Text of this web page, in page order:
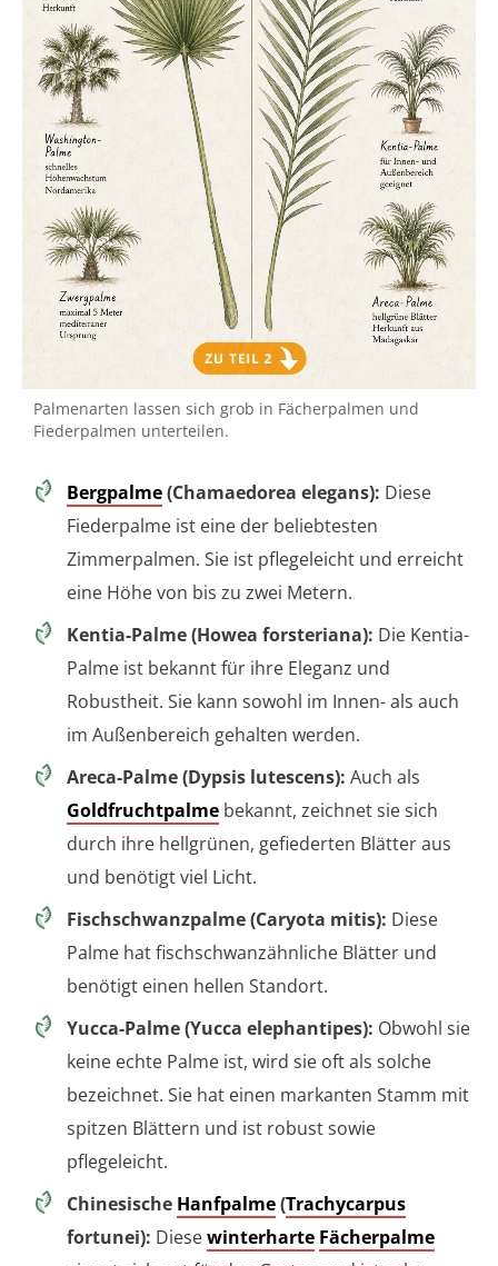
Palmenarten lassen sich grob in Fächerpalmen und
Fiederpalmen unterteilen.
Bergpalme(Chamaedorea elegans): Diese
Fiederpalme ist eine der beliebtesten
Zimmerpalmen. Sie ist pflegeleicht und erreicht
eine Höhe von bis zu zwei Metern.
Kentia-Palme (Howea forsteriana): Die Kentia-
Palme ist bekannt für ihre Eleganz und
Robustheit. Sie kann sowohl im Innen- als auch
im Außenbereich gehalten werden.
Areca-Palme (Dypsis lutescens): Auch als
Goldfruchtpalme bekannt, zeichnet sie sich
durch ihre hellgrünen, gefiederten Blätter aus
und benötigt viel Licht.
Fischschwanzpalme (Caryota mitis): Diese
Palme hat fischschwanzähnliche Blätter und
benötigt einen hellen Standort.
Yucca-Palme (Yucca elephantipes): Obwohl sie
keine echte Palme ist, wird sie oft als solche
bezeichnet. Sie hat einen markanten Stamm mit
spitzen Blättern und ist robust sowie
pflegeleicht.
Chinesische Hanfpalme(Trachycarpus
fortunei): Diesewinterharte Fächerpalme